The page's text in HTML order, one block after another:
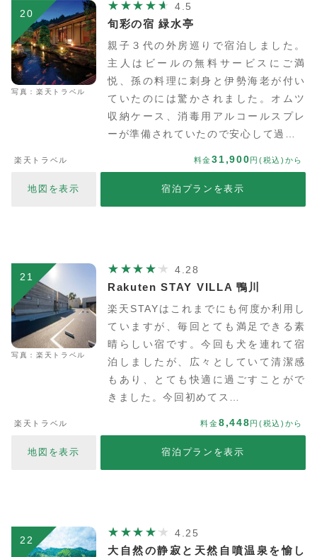
20
写真：楽天トラベル
4.5
旬彩の宿 緑水亭
親子３代の外房巡りで宿泊しました。
主人はビールの無料サービスにご満
悦、孫の料理に刺身と伊勢海老が付い
ていたのには驚かされました。オムツ
収納ケース、消毒用アルコールスプレ
ーが準備されていたので安心して過…
楽天トラベル 料金31,900円(税込)から
地図を表示 宿泊プランを表示
21
写真：楽天トラベル
4.28
Rakuten STAY VILLA 鴨川
楽天STAYはこれまでにも何度か利用し
ていますが、毎回とても満足できる素
晴らしい宿です。今回も犬を連れて宿
泊しましたが、広々としていて清潔感
もあり、とても快適に過ごすことがで
きました。今回初めてス…
楽天トラベル 料金8,448円(税込)から
地図を表示 宿泊プランを表示
22
4.25
大自然の静寂と天然自噴温泉を愉し